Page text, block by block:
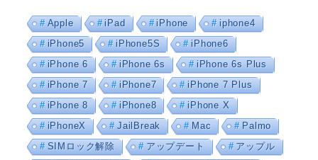
Apple iPad iPhone
iphone4
iPhone5
iPhone5S
iPhone6
iPhone 6
iPhone 6s
iPhone 6s Plus
iPhone 7
iPhone7
iPhone 7 Plus
iPhone 8
iPhone8
iPhone X
iPhoneX
JailBreak Mac
Palmo
SIMロック解除
アップデート
アップル